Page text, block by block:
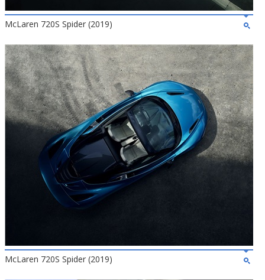
McLaren 720S Spider (2019)
McLaren 720S Spider (2019)